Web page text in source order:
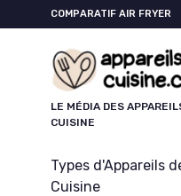
COMPARATIF AIR FRYER
LE MÉDIA DES
CUISINE
Types d'Appareils
Cuisine
Panneau de gestion des